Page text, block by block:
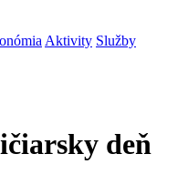
Aktivity Služby
deň